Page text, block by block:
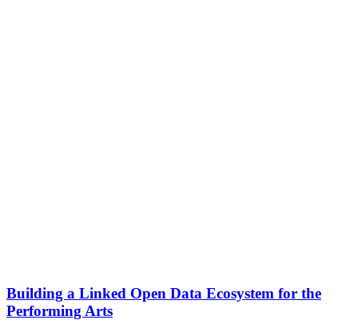
Building a Linked Open Data Ecosystem for the
Performing Arts